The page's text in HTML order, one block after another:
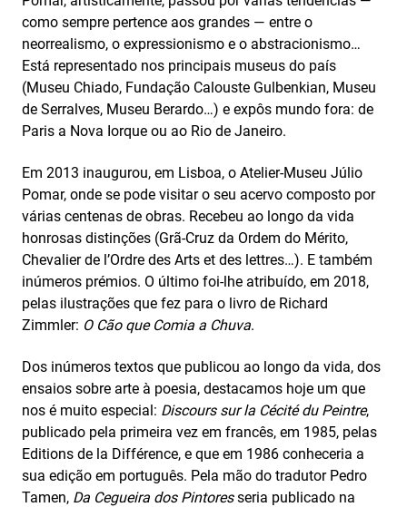
como sempre pertence aos grandes — entre o
neorrealismo, o expressionismo e o abstracionismo…
Está representado nos principais museus do país
(Museu Chiado, Fundação Calouste Gulbenkian, Museu
de Serralves, Museu Berardo…) e expôs mundo fora: de
Paris a Nova Iorque ou ao Rio de Janeiro.
Em 2013 inaugurou, em Lisboa, o Atelier-Museu Júlio
Pomar, onde se pode visitar o seu acervo composto por
várias centenas de obras. Recebeu ao longo da vida
honrosas distinções (Grã-Cruz da Ordem do Mérito,
Chevalier de l’Ordre des Arts et des lettres…). E também
inúmeros prémios. O último foi-lhe atribuído, em 2018,
pelas ilustrações que fez para o livro de Richard
Zimmler: O Cão que Comia a Chuva.
Dos inúmeros textos que publicou ao longo da vida, dos
ensaios sobre arte à poesia, destacamos hoje um que
nos é muito especial: Discours sur la Cécité du Peintre,
publicado pela primeira vez em francês, em 1985, pelas
Editions de la Différence, e que em 1986 conheceria a
sua edição em português. Pela mão do tradutor Pedro
Tamen, Da Cegueira dos Pintoresseria publicado na